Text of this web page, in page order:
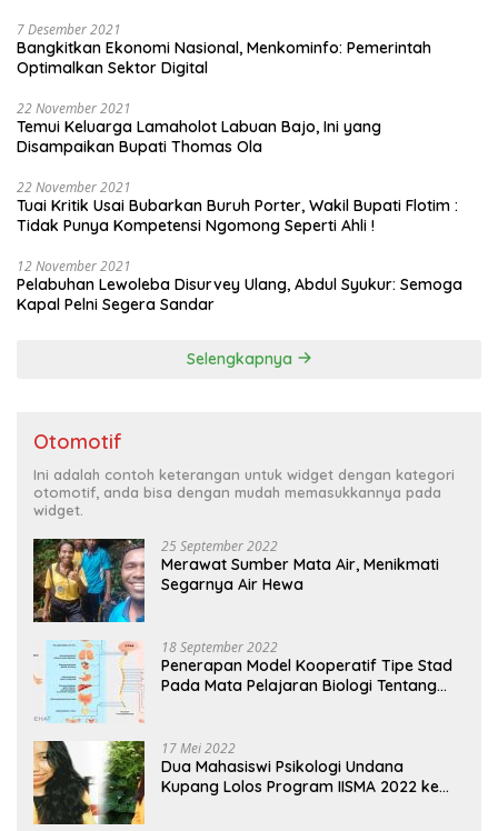
7 Desember 2021
Bangkitkan Ekonomi Nasional, Menkominfo: Pemerintah
Optimalkan Sektor Digital
22 November 2021
Temui Keluarga Lamaholot Labuan Bajo, Ini yang
Disampaikan Bupati Thomas Ola
22 November 2021
Tuai Kritik Usai Bubarkan Buruh Porter, Wakil Bupati Flotim :
Tidak Punya Kompetensi Ngomong Seperti Ahli !
12 November 2021
Pelabuhan Lewoleba Disurvey Ulang, Abdul Syukur: Semoga
Kapal Pelni Segera Sandar
Selengkapnya
Otomotif
Ini adalah contoh keterangan untuk widget dengan kategori
otomotif, anda bisa dengan mudah memasukkannya pada
widget.
25 September 2022
Merawat Sumber Mata Air, Menikmati
Segarnya Air Hewa
18 September 2022
Penerapan Model Kooperatif Tipe Stad
Pada Mata Pelajaran Biologi Tentang
17 Mei 2022
Dua Mahasiswi Psikologi Undana
Kupang Lolos Program IISMA 2022 ke